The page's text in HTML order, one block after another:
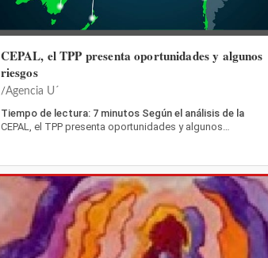
CEPAL, el TPP presenta oportunidades y algunos
riesgos
Agencia U´
Tiempo de lectura: 7 minutos Según el análisis de la
CEPAL, el TPP presenta oportunidades y algunos…